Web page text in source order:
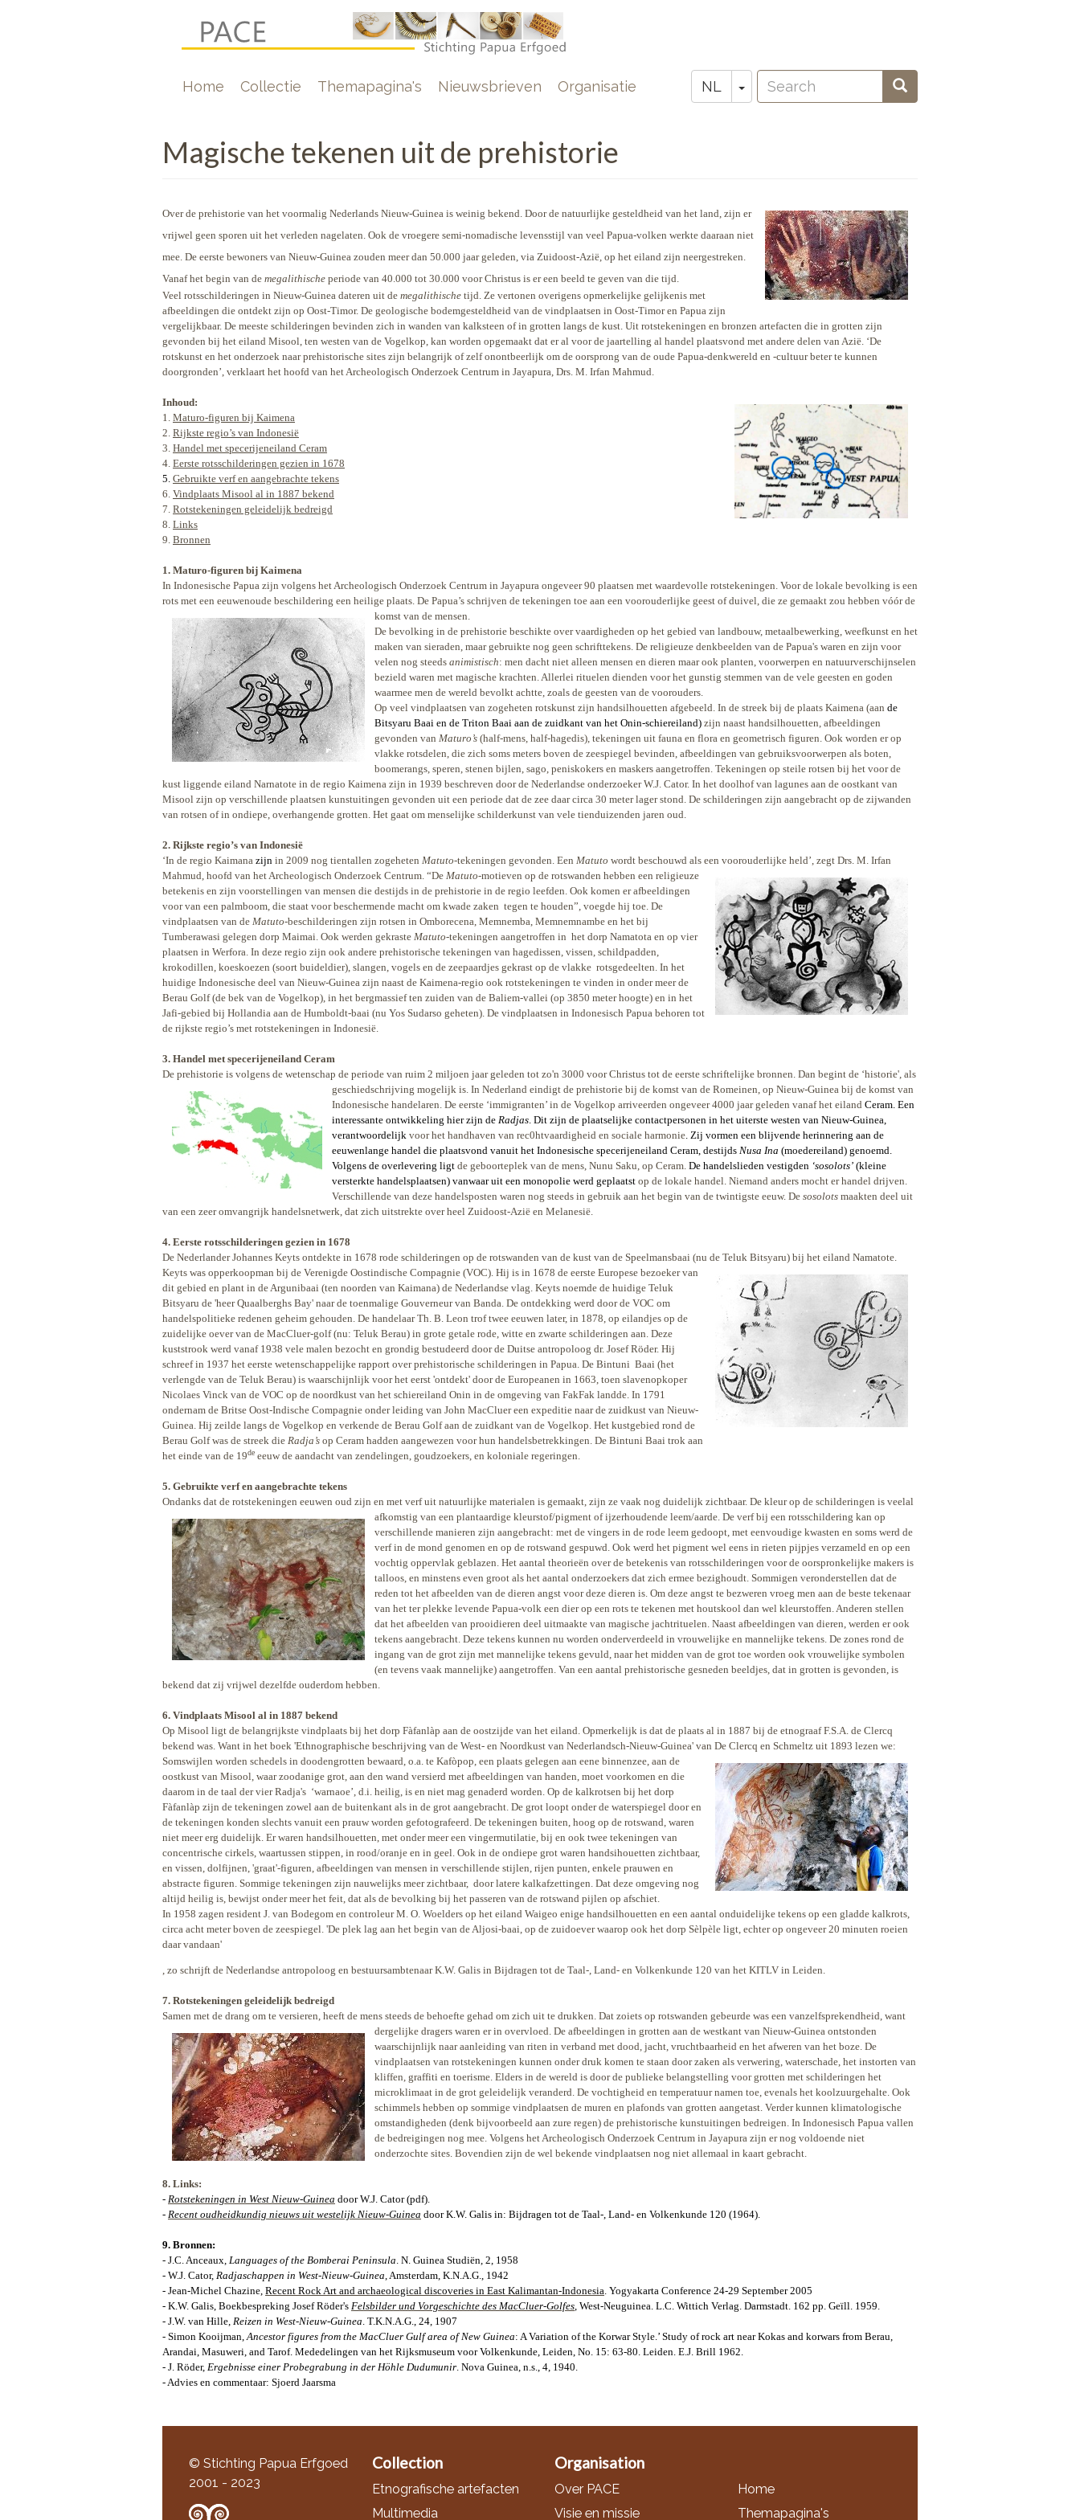
NL Toggle Dropdown
Zoeken
Search Search
Hoofdnavigatie
Home Collectie Themapagina's Nieuwsbrieven Organisatie
Magische tekenen uit de prehistorie
Over de prehistorie van het voormalig Nederlands Nieuw-Guinea is weinig bekend. Door de natuurlijke gesteldheid van het land, zijn er
vrijwel geen sporen uit het verleden nagelaten. Ook de vroegere semi-nomadische levensstijl van veel Papua-volken werkte daaraan niet
mee. De eerste bewoners van Nieuw-Guinea zouden meer dan 50.000 jaar geleden, via Zuidoost-Azië, op het eiland zijn neergestreken.
Vanaf het begin van de megalithische periode van 40.000 tot 30.000 voor Christus is er een beeld te geven van die tijd.
Veel rotsschilderingen in Nieuw-Guinea dateren uit de megalithische tijd. Ze vertonen overigens opmerkelijke gelijkenis met
afbeeldingen die ontdekt zijn op Oost-Timor. De geologische bodemgesteldheid van de vindplaatsen in Oost-Timor en Papua zijn
vergelijkbaar. De meeste schilderingen bevinden zich in wanden van kalksteen of in grotten langs de kust. Uit rotstekeningen en bronzen artefacten die in grotten zijn
gevonden bij het eiland Misool, ten westen van de Vogelkop, kan worden opgemaakt dat er al voor de jaartelling al handel plaatsvond met andere delen van Azië. ‘De
rotskunst en het onderzoek naar prehistorische sites zijn belangrijk of zelf onontbeerlijk om de oorsprong van de oude Papua-denkwereld en -cultuur beter te kunnen
doorgronden’, verklaart het hoofd van het Archeologisch Onderzoek Centrum in Jayapura, Drs. M. Irfan Mahmud.
Inhoud:
1. Maturo-figuren bij Kaimena
2. Rijkste regio’s van Indonesië
3. Handel met specerijeneiland Ceram
4. Eerste rotsschilderingen gezien in 1678
5. Gebruikte verf en aangebrachte tekens
6. Vindplaats Misool al in 1887 bekend
7. Rotstekeningen geleidelijk bedreigd
8. Links
9. Bronnen
1. Maturo-figuren bij Kaimena
In Indonesische Papua zijn volgens het Archeologisch Onderzoek Centrum in Jayapura ongeveer 90 plaatsen met waardevolle rotstekeningen. Voor de lokale bevolking is een
rots met een eeuwenoude beschildering een heilige plaats. De Papua’s schrijven de tekeningen toe aan een voorouderlijke geest of duivel, die ze gemaakt zou hebben vóór de
komst van de mensen.
De bevolking in de prehistorie beschikte over vaardigheden op het gebied van landbouw, metaalbewerking, weefkunst en het
maken van sieraden, maar gebruikte nog geen schrifttekens. De religieuze denkbeelden van de Papua's waren en zijn voor
velen nog steeds animistisch: men dacht niet alleen mensen en dieren maar ook planten, voorwerpen en natuurverschijnselen
bezield waren met magische krachten. Allerlei rituelen dienden voor het gunstig stemmen van de vele geesten en goden
waarmee men de wereld bevolkt achtte, zoals de geesten van de voorouders.
Op veel vindplaatsen van zogeheten rotskunst zijn handsilhouetten afgebeeld. In de streek bij de plaats Kaimena (aan de
Bitsyaru Baai en de Triton Baai aan de zuidkant van het Onin-schiereiland) zijn naast handsilhouetten, afbeeldingen
gevonden van Maturo’s (half-mens, half-hagedis), tekeningen uit fauna en flora en geometrisch figuren. Ook worden er op
vlakke rotsdelen, die zich soms meters boven de zeespiegel bevinden, afbeeldingen van gebruiksvoorwerpen als boten,
boomerangs, speren, stenen bijlen, sago, peniskokers en maskers aangetroffen. Tekeningen op steile rotsen bij het voor de
kust liggende eiland Narnatote in de regio Kaimena zijn in 1939 beschreven door de Nederlandse onderzoeker W.J. Cator. In het doolhof van lagunes aan de oostkant van
Misool zijn op verschillende plaatsen kunstuitingen gevonden uit een periode dat de zee daar circa 30 meter lager stond. De schilderingen zijn aangebracht op de zijwanden
van rotsen of in ondiepe, overhangende grotten. Het gaat om menselijke schilderkunst van vele tienduizenden jaren oud.
2. Rijkste regio’s van Indonesië
‘In de regio Kaimana zijn in 2009 nog tientallen zogeheten Matuto-tekeningen gevonden. Een Matuto wordt beschouwd als een voorouderlijke held’, zegt Drs. M. Irfan
Mahmud, hoofd van het Archeologisch Onderzoek Centrum. “De Matuto-motieven op de rotswanden hebben een religieuze
betekenis en zijn voorstellingen van mensen die destijds in de prehistorie in de regio leefden. Ook komen er afbeeldingen
voor van een palmboom, die staat voor beschermende macht om kwade zaken tegen te houden”, voegde hij toe. De
vindplaatsen van de Matuto-beschilderingen zijn rotsen in Omborecena, Memnemba, Memnemnambe en het bij
Tumberawasi gelegen dorp Maimai. Ook werden gekraste Matuto-tekeningen aangetroffen in het dorp Namatota en op vier
plaatsen in Werfora. In deze regio zijn ook andere prehistorische tekeningen van hagedissen, vissen, schildpadden,
krokodillen, koeskoezen (soort buideldier), slangen, vogels en de zeepaardjes gekrast op de vlakke rotsgedeelten. In het
huidige Indonesische deel van Nieuw-Guinea zijn naast de Kaimena-regio ook rotstekeningen te vinden in onder meer de
Berau Golf (de bek van de Vogelkop), in het bergmassief ten zuiden van de Baliem-vallei (op 3850 meter hoogte) en in het
Jafi-gebied bij Hollandia aan de Humboldt-baai (nu Yos Sudarso geheten). De vindplaatsen in Indonesisch Papua behoren tot
de rijkste regio’s met rotstekeningen in Indonesië.
3. Handel met specerijeneiland Ceram
De prehistorie is volgens de wetenschap de periode van ruim 2 miljoen jaar geleden tot zo'n 3000 voor Christus tot de eerste schriftelijke bronnen. Dan begint de ‘historie', als
geschiedschrijving mogelijk is. In Nederland eindigt de prehistorie bij de komst van de Romeinen, op Nieuw-Guinea bij de komst van
Indonesische handelaren. De eerste ‘immigranten’ in de Vogelkop arriveerden ongeveer 4000 jaar geleden vanaf het eiland Ceram. Een
interessante ontwikkeling hier zijn de Radjas . Dit zijn de plaatselijke contactpersonen in het uiterste westen van Nieuw-Guinea,
verantwoordelijk voor het handhaven van rec0htvaardigheid en sociale harmonie . Zij vormen een blijvende herinnering aan de
eeuwenlange handel die plaatsvond vanuit het Indonesische specerijeneiland Ceram, destijds Nusa Ina (moedereiland) genoemd.
Volgens de overlevering ligt de geboorteplek van de mens, Nunu Saku, op Ceram. De handelslieden vestigden ‘sosolots’ (kleine
versterkte handelsplaatsen) vanwaar uit een monopolie werd geplaatst op de lokale handel. Niemand anders mocht er handel drijven.
Verschillende van deze handelsposten waren nog steeds in gebruik aan het begin van de twintigste eeuw. De sosolots maakten deel uit
van een zeer omvangrijk handelsnetwerk, dat zich uitstrekte over heel Zuidoost-Azië en Melanesië.
4. Eerste rotsschilderingen gezien in 1678
De Nederlander Johannes Keyts ontdekte in 1678 rode schilderingen op de rotswanden van de kust van de Speelmansbaai (nu de Teluk Bitsyaru) bij het eiland Namatote.
Keyts was opperkoopman bij de Verenigde Oostindische Compagnie (VOC). Hij is in 1678 de eerste Europese bezoeker van
dit gebied en plant in de Argunibaai (ten noorden van Kaimana) de Nederlandse vlag. Keyts noemde de huidige Teluk
Bitsyaru de 'heer Quaalberghs Bay' naar de toenmalige Gouverneur van Banda. De ontdekking werd door de VOC om
handelspolitieke redenen geheim gehouden. De handelaar Th. B. Leon trof twee eeuwen later, in 1878, op eilandjes op de
zuidelijke oever van de MacCluer-golf (nu: Teluk Berau) in grote getale rode, witte en zwarte schilderingen aan. Deze
kuststrook werd vanaf 1938 vele malen bezocht en grondig bestudeerd door de Duitse antropoloog dr. Josef Röder. Hij
schreef in 1937 het eerste wetenschappelijke rapport over prehistorische schilderingen in Papua. De Bintuni Baai (het
verlengde van de Teluk Berau) is waarschijnlijk voor het eerst 'ontdekt' door de Europeanen in 1663, toen slavenopkoper
Nicolaes Vinck van de VOC op de noordkust van het schiereiland Onin in de omgeving van FakFak landde. In 1791
ondernam de Britse Oost-Indische Compagnie onder leiding van John MacCluer een expeditie naar de zuidkust van Nieuw-
Guinea. Hij zeilde langs de Vogelkop en verkende de Berau Golf aan de zuidkant van de Vogelkop. Het kustgebied rond de
Berau Golf was de streek die Radja’s op Ceram hadden aangewezen voor hun handelsbetrekkingen. De Bintuni Baai trok aan
het einde van de 19de eeuw de aandacht van zendelingen, goudzoekers, en koloniale regeringen.
5. Gebruikte verf en aangebrachte tekens
Ondanks dat de rotstekeningen eeuwen oud zijn en met verf uit natuurlijke materialen is gemaakt, zijn ze vaak nog duidelijk zichtbaar. De kleur op de schilderingen is veelal
afkomstig van een plantaardige kleurstof/pigment of ijzerhoudende leem/aarde. De verf bij een rotsschildering kan op
verschillende manieren zijn aangebracht: met de vingers in de rode leem gedoopt, met eenvoudige kwasten en soms werd de
verf in de mond genomen en op de rotswand gespuwd. Ook werd het pigment wel eens in rieten pijpjes verzameld en op een
vochtig oppervlak geblazen. Het aantal theorieën over de betekenis van rotsschilderingen voor de oorspronkelijke makers is
talloos, en minstens even groot als het aantal onderzoekers dat zich ermee bezighoudt. Sommigen veronderstellen dat de
reden tot het afbeelden van de dieren angst voor deze dieren is. Om deze angst te bezweren vroeg men aan de beste tekenaar
van het ter plekke levende Papua-volk een dier op een rots te tekenen met houtskool dan wel kleurstoffen. Anderen stellen
dat het afbeelden van prooidieren deel uitmaakte van magische jachtrituelen. Naast afbeeldingen van dieren, werden er ook
tekens aangebracht. Deze tekens kunnen nu worden onderverdeeld in vrouwelijke en mannelijke tekens. De zones rond de
ingang van de grot zijn met mannelijke tekens gevuld, naar het midden van de grot toe worden ook vrouwelijke symbolen
(en tevens vaak mannelijke) aangetroffen. Van een aantal prehistorische gesneden beeldjes, dat in grotten is gevonden, is
bekend dat zij vrijwel dezelfde ouderdom hebben.
6. Vindplaats Misool al in 1887 bekend
Op Misool ligt de belangrijkste vindplaats bij het dorp Fàfanlàp aan de oostzijde van het eiland. Opmerkelijk is dat de plaats al in 1887 bij de etnograaf F.S.A. de Clercq
bekend was. Want in het boek 'Ethnographische beschrijving van de West- en Noordkust van Nederlandsch-Nieuw-Guinea' van De Clercq en Schmeltz uit 1893 lezen we:
Somswijlen worden schedels in doodengrotten bewaard, o.a. te Kafòpop, een plaats gelegen aan eene binnenzee, aan de
oostkust van Misool, waar zoodanige grot, aan den wand versierd met afbeeldingen van handen, moet voorkomen en die
daarom in de taal der vier Radja's ‘warnaoe’, d.i. heilig, is en niet mag genaderd worden. Op de kalkrotsen bij het dorp
Fàfanlàp zijn de tekeningen zowel aan de buitenkant als in de grot aangebracht. De grot loopt onder de waterspiegel door en
de tekeningen konden slechts vanuit een prauw worden gefotografeerd. De tekeningen buiten, hoog op de rotswand, waren
niet meer erg duidelijk. Er waren handsilhouetten, met onder meer een vingermutilatie, bij en ook twee tekeningen van
concentrische cirkels, waartussen stippen, in rood/oranje en in geel. Ook in de ondiepe grot waren handsihouetten zichtbaar,
en vissen, dolfijnen, 'graat'-figuren, afbeeldingen van mensen in verschillende stijlen, rijen punten, enkele prauwen en
abstracte figuren. Sommige tekeningen zijn nauwelijks meer zichtbaar, door latere kalkafzettingen. Dat deze omgeving nog
altijd heilig is, bewijst onder meer het feit, dat als de bevolking bij het passeren van de rotswand pijlen op afschiet.
In 1958 zagen resident J. van Bodegom en controleur M. O. Woelders op het eiland Waigeo enige handsilhouetten en een aantal onduidelijke tekens op een gladde kalkrots,
circa acht meter boven de zeespiegel. 'De plek lag aan het begin van de Aljosi-baai, op de zuidoever waarop ook het dorp Sèlpèle ligt, echter op ongeveer 20 minuten roeien
daar vandaan'
, zo schrijft de Nederlandse antropoloog en bestuursambtenaar K.W. Galis in Bijdragen tot de Taal-, Land- en Volkenkunde 120 van het KITLV in Leiden.
7. Rotstekeningen geleidelijk bedreigd
Samen met de drang om te versieren, heeft de mens steeds de behoefte gehad om zich uit te drukken. Dat zoiets op rotswanden gebeurde was een vanzelfsprekendheid, want
dergelijke dragers waren er in overvloed. De afbeeldingen in grotten aan de westkant van Nieuw-Guinea ontstonden
waarschijnlijk naar aanleiding van riten in verband met dood, jacht, vruchtbaarheid en het afweren van het boze. De
vindplaatsen van rotstekeningen kunnen onder druk komen te staan door zaken als verwering, waterschade, het instorten van
kliffen, graffiti en toerisme. Elders in de wereld is door de publieke belangstelling voor grotten met schilderingen het
microklimaat in de grot geleidelijk veranderd. De vochtigheid en temperatuur namen toe, evenals het koolzuurgehalte. Ook
schimmels hebben op sommige vindplaatsen de muren en plafonds van grotten aangetast. Verder kunnen klimatologische
omstandigheden (denk bijvoorbeeld aan zure regen) de prehistorische kunstuitingen bedreigen. In Indonesisch Papua vallen
de bedreigingen nog mee. Volgens het Archeologisch Onderzoek Centrum in Jayapura zijn er nog voldoende niet
onderzochte sites. Bovendien zijn de wel bekende vindplaatsen nog niet allemaal in kaart gebracht.
8. Links:
- Rotstekeningen in West Nieuw-Guinea door W.J. Cator (pdf).
- Recent oudheidkundig nieuws uit westelijk Nieuw-Guinea door K.W. Galis in: Bijdragen tot de Taal-, Land- en Volkenkunde 120 (1964).
9. Bronnen:
- J.C. Anceaux, Languages of the Bomberai Peninsula. N. Guinea Studiën, 2, 1958
- W.J. Cator, Radjaschappen in West-Nieuw-Guinea,Amsterdam, K.N.A.G., 1942
- Jean-Michel Chazine, Recent Rock Art and archaeological discoveries in East Kalimantan-Indonesia. Yogyakarta Conference 24-29 September 2005
- K.W. Galis, Boekbespreking Josef Röder's Felsbilder und Vorgeschichte des MacCluer-Golfes, West-Neuguinea. L.C. Wittich Verlag. Darmstadt. 162 pp. Geïll. 1959.
- J.W. van Hille, Reizen in West-Nieuw-Guinea. T.K.N.A.G., 24, 1907
- Simon Kooijman,Ancestor figures from the MacCluer Gulf area of New Guinea: A Variation of the Korwar Style.’ Study of rock art near Kokas and korwars from Berau,
Arandai, Masuweri, and Tarof. Mededelingen van het Rijksmuseum voorVolkenkunde, Leiden, No. 15: 63-80. Leiden. E.J. Brill 1962.
- J. Röder, Ergebnisse einer Probegrabung in der Höhle Dudumunir. Nova Guinea, n.s., 4, 1940.
- Advies en commentaar: Sjoerd Jaarsma
© Stichting Papua Erfgoed
2001 - 2023
Collection
Etnografische artefacten
Multimedia
Organisation
Over PACE
Visie en missie
Home
Themapagina's